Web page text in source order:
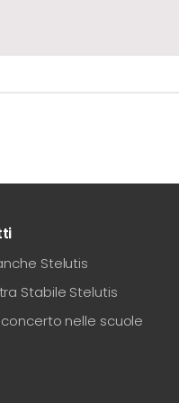
Stelutis
Stabile Stelutis
nelle scuole